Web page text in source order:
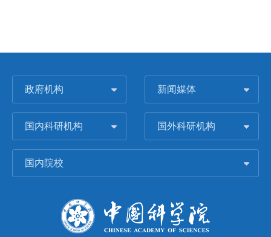
政府机构 新闻媒体
国内科研机构 国外科研机构
国内院校